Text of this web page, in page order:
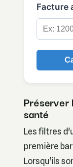
Facture
Préserver
santé
Les filtres
première
Lorsqu'ils